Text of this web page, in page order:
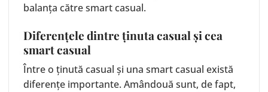
balanța către smart casual.
Diferențele dintre ținuta casual și cea
smart casual
Între o ținută casual și una smart casual există
diferențe importante. Amândouă sunt, de fapt,